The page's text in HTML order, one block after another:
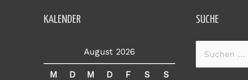
KALENDER
August 2026
M D M D F S S
SUCHE
Suchen
nach: